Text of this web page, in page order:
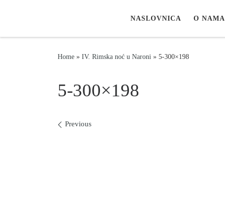
NASLOVNICA O NAMA
Home » IV. Rimska noć u Naroni » 5-300×198
5-300×198
Images navigation
Previous